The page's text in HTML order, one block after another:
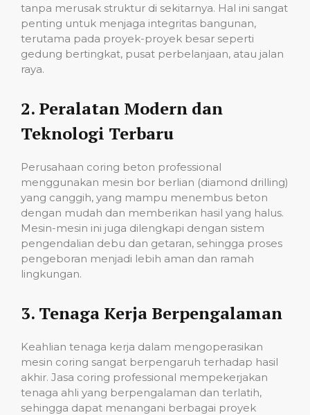
tanpa merusak struktur di sekitarnya. Hal ini sangat
penting untuk menjaga integritas bangunan,
terutama pada proyek-proyek besar seperti
gedung bertingkat, pusat perbelanjaan, atau jalan
raya.
2. Peralatan Modern dan
Teknologi Terbaru
Perusahaan coring beton professional
menggunakan mesin bor berlian (diamond drilling)
yang canggih, yang mampu menembus beton
dengan mudah dan memberikan hasil yang halus.
Mesin-mesin ini juga dilengkapi dengan sistem
pengendalian debu dan getaran, sehingga proses
pengeboran menjadi lebih aman dan ramah
lingkungan.
3. Tenaga Kerja Berpengalaman
Keahlian tenaga kerja dalam mengoperasikan
mesin coring sangat berpengaruh terhadap hasil
akhir. Jasa coring professional mempekerjakan
tenaga ahli yang berpengalaman dan terlatih,
sehingga dapat menangani berbagai proyek